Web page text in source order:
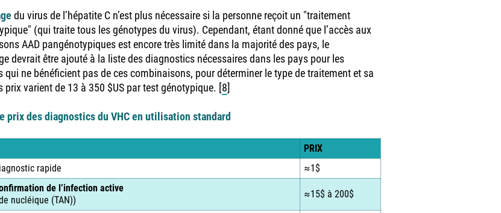
du virus de l’hépatite C n’est plus nécessaire si la personne reçoit un "traitement
(qui traite tous les génotypes du virus). Cependant, étant donné que l’accès aux
AAD pangénotypiques est encore très limité dans la majorité des pays, le
devrait être ajouté à la liste des diagnostics nécessaires dans les pays pour les
qui ne bénéficient pas de ces combinaisons, pour déterminer le type de traitement et sa
prix varient de 13 à 350 $US par test génotypique. [8]
prix des diagnostics du VHC en utilisation standard
PRIX
rapide
≈1$
de l’infection active
nucléique (TAN))
≈15$ à 200$